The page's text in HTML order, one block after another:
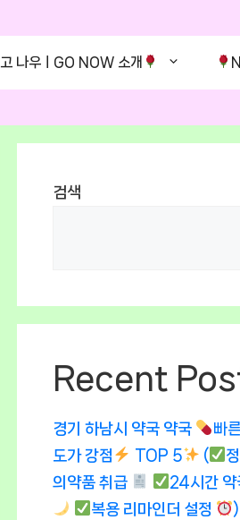
고 나우ㅣGO NOW 소개
검색
Recent
경기 하남시 약국 약국
빠
도가 강점
TOP 5 (
의약품 취급
24시간 약
복용 리마인더 설정
)